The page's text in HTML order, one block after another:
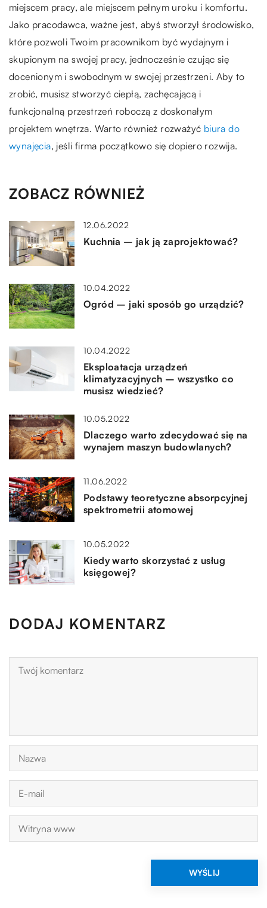
miejscem pracy, ale miejscem pełnym uroku i komfortu.
Jako pracodawca, ważne jest, abyś stworzył środowisko,
które pozwoli Twoim pracownikom być wydajnym i
skupionym na swojej pracy, jednocześnie czując się
docenionym i swobodnym w swojej przestrzeni. Aby to
zrobić, musisz stworzyć ciepłą, zachęcającą i
funkcjonalną przestrzeń roboczą z doskonałym
projektem wnętrza. Warto również rozważyć biura do
wynajęcia, jeśli firma początkowo się dopiero rozwija.
ZOBACZ RÓWNIEŻ
12.06.2022
Kuchnia – jak ją zaprojektować?
10.04.2022
Ogród – jaki sposób go urządzić?
10.04.2022
Eksploatacja urządzeń
klimatyzacyjnych – wszystko co
musisz wiedzieć?
10.05.2022
Dlaczego warto zdecydować się na
wynajem maszyn budowlanych?
11.06.2022
Podstawy teoretyczne absorpcyjnej
spektrometrii atomowej
10.05.2022
Kiedy warto skorzystać z usług
księgowej?
DODAJ KOMENTARZ